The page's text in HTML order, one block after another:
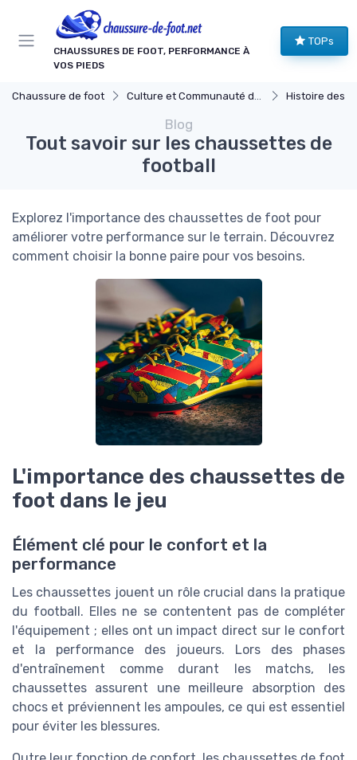
CHAUSSURES DE FOOT, PERFORMANCE À
VOS PIEDS
TOPs
Chaussure de foot Culture et Communauté du Football Histoire des
Blog
Tout savoir sur les chaussettes de
football
Explorez l'importance des chaussettes de foot pour
améliorer votre performance sur le terrain. Découvrez
comment choisir la bonne paire pour vos besoins.
L'importance des chaussettes de
foot dans le jeu
Élément clé pour le confort et la
performance
Les chaussettes jouent un rôle crucial dans la pratique
du football. Elles ne se contentent pas de compléter
l'équipement ; elles ont un impact direct sur le confort
et la performance des joueurs. Lors des phases
d'entraînement comme durant les matchs, les
chaussettes assurent une meilleure absorption des
chocs et préviennent les ampoules, ce qui est essentiel
pour éviter les blessures.
Panneau de gestion des cookies